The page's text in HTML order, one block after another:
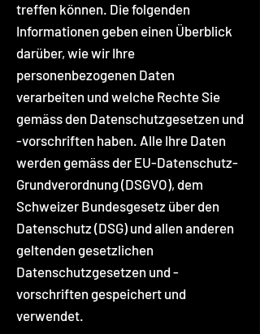
treffen können. Die folgenden
Informationen geben einen Überblick
darüber, wie wir Ihre
personenbezogenen Daten
verarbeiten und welche Rechte Sie
gemäss den Datenschutzgesetzen und
-vorschriften haben. Alle Ihre Daten
werden gemäss der EU-Datenschutz-
Grundverordnung (DSGVO), dem
Schweizer Bundesgesetz über den
Datenschutz (DSG) und allen anderen
geltenden gesetzlichen
Datenschutzgesetzen und -
vorschriften gespeichert und
verwendet.